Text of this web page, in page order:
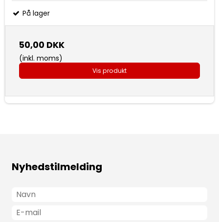
På lager
50,00 DKK
(inkl. moms)
Vis produkt
Nyhedstilmelding